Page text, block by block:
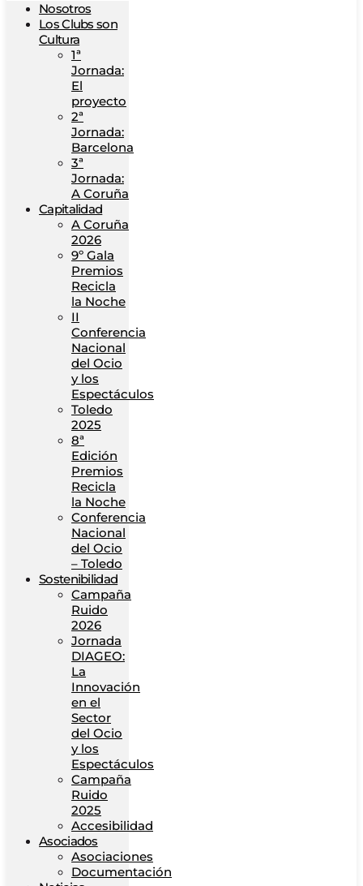
Nosotros
Los Clubs son
Cultura
1ª
Jornada:
El
proyecto
2ª
Jornada:
Barcelona
3ª
Jornada:
A Coruña
Capitalidad
A Coruña
2026
9º Gala
Premios
Recicla
la Noche
II
Conferencia
Nacional
del Ocio
y los
Espectáculos
Toledo
2025
8ª
Edición
Premios
Recicla
la Noche
Conferencia
Nacional
del Ocio
– Toledo
Sostenibilidad
Campaña
Ruido
2026
Jornada
DIAGEO:
La
Innovación
en el
Sector
del Ocio
y los
Espectáculos
Campaña
Ruido
2025
Accesibilidad
Asociados
Asociaciones
Documentación